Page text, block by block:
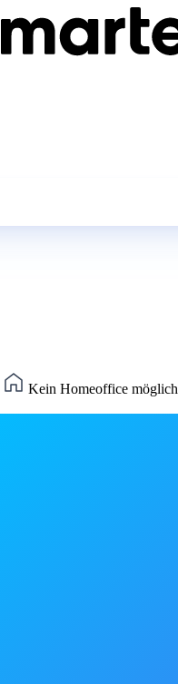
Kein Homeoffice möglich